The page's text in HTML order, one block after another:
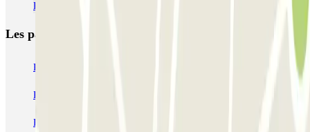
Parkings à l'Aéroport Lisbonne Humberto Delgado (LIS)
Les parkings les
Parking Paris
Parking Charles de Gaulle - Roissy Aeroport
Parking Aéroport Roland Garros La Réunion P4 Longue Durée